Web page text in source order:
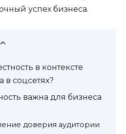
успех бизнеса.
в контексте
в соцсетях?
важна для бизнеса
доверия аудитории